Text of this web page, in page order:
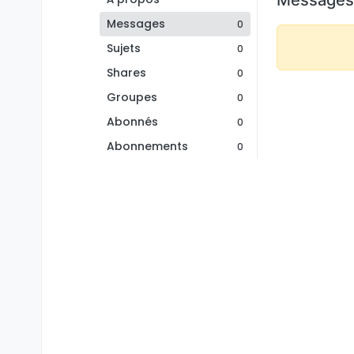
Messages
0
Sujets 0
Shares 0
Groupes 0
Abonnés 0
Abonnements 0